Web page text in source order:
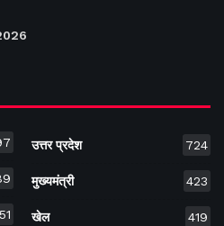
उत्तर प्रदेश 724
मुख्यमंत्री 423
खेल 419